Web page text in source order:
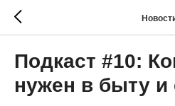
Подкаст #10:
нужен в быту и